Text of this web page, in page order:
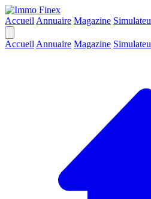
Accueil Annuaire Magazine
Accueil Annuaire Magazine